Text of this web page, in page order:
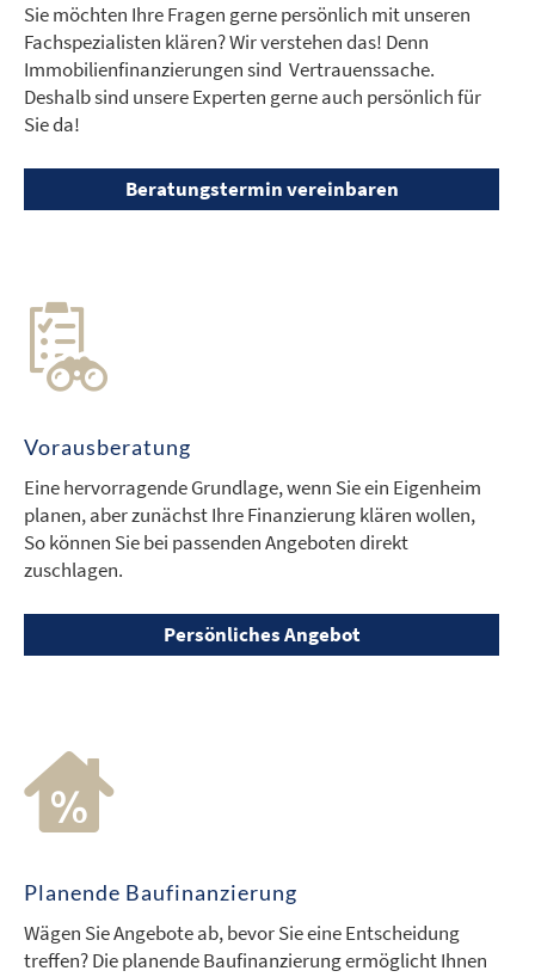
Sie möchten Ihre Fragen gerne persönlich mit unseren
Fachspezialisten klären? Wir verstehen das! Denn
Immobilienfinanzierungen sind Vertrauenssache.
Deshalb sind unsere Experten gerne auch persönlich für
Sie da!
Beratungstermin vereinbaren
Vorausberatung
Eine hervorragende Grundlage, wenn Sie ein Eigenheim
planen, aber zunächst Ihre Finanzierung klären wollen,
So können Sie bei passenden Angeboten direkt
zuschlagen.
Persönliches Angebot
Planende Baufinanzierung
Wägen Sie Angebote ab, bevor Sie eine Entscheidung
treffen? Die planende Baufinanzierung ermöglicht Ihnen